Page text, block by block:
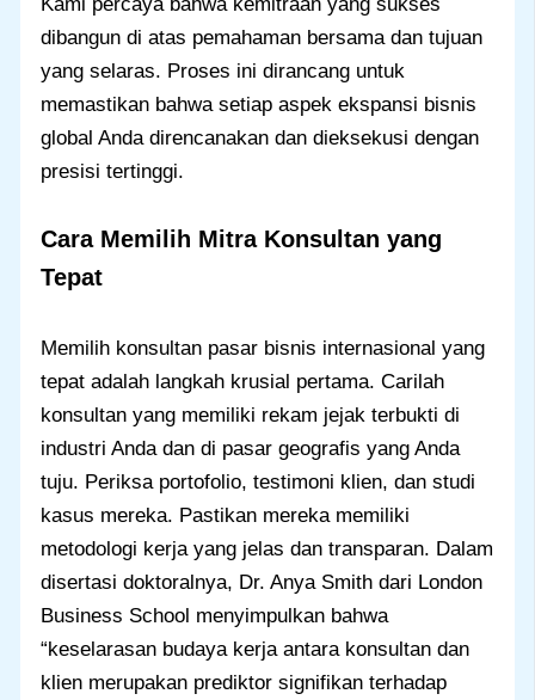
Kami percaya bahwa kemitraan yang sukses
dibangun di atas pemahaman bersama dan tujuan
yang selaras. Proses ini dirancang untuk
memastikan bahwa setiap aspek ekspansi bisnis
global Anda direncanakan dan dieksekusi dengan
presisi tertinggi.
Cara Memilih Mitra Konsultan yang
Tepat
Memilih konsultan pasar bisnis internasional yang
tepat adalah langkah krusial pertama. Carilah
konsultan yang memiliki rekam jejak terbukti di
industri Anda dan di pasar geografis yang Anda
tuju. Periksa portofolio, testimoni klien, dan studi
kasus mereka. Pastikan mereka memiliki
metodologi kerja yang jelas dan transparan. Dalam
disertasi doktoralnya, Dr. Anya Smith dari London
Business School menyimpulkan bahwa
“keselarasan budaya kerja antara konsultan dan
klien merupakan prediktor signifikan terhadap